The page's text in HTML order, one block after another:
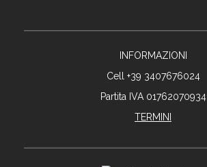
INFORMAZIONI
Cell +39 3407676024
Partita IVA 01762070934
TERMINI